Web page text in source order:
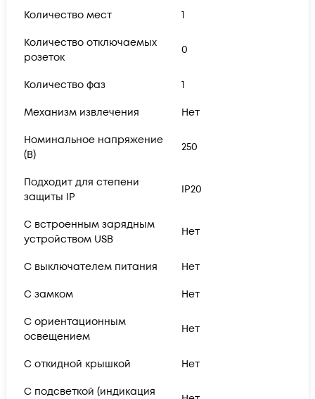
Количество мест 1
Количество отключаемых
розеток
0
Количество фаз 1
Механизм извлечения Нет
Номинальное напряжение
(В)
250
Подходит для степени
защиты IP
IP20
С встроенным зарядным
устройством USB
Нет
С выключателем питания Нет
С замком Нет
С ориентационным
освещением
Нет
С откидной крышкой Нет
С подсветкой (индикация